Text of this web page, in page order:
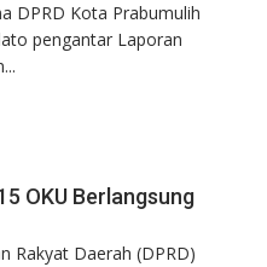
DPRD Kota Prabumulih
pengantar Laporan
OKU Berlangsung
Rakyat Daerah (DPRD)